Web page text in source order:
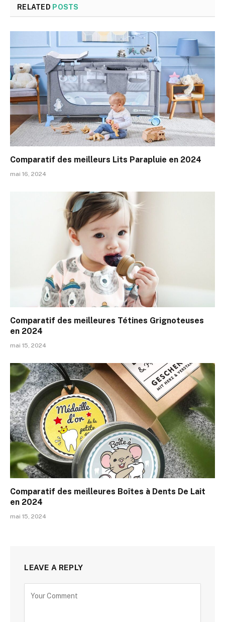
RELATED POSTS
Comparatif des meilleurs Lits Parapluie en 2024
mai 16, 2024
Comparatif des meilleures Tétines Grignoteuses
en 2024
mai 15, 2024
Comparatif des meilleures Boîtes à Dents De Lait
en 2024
mai 15, 2024
LEAVE A REPLY